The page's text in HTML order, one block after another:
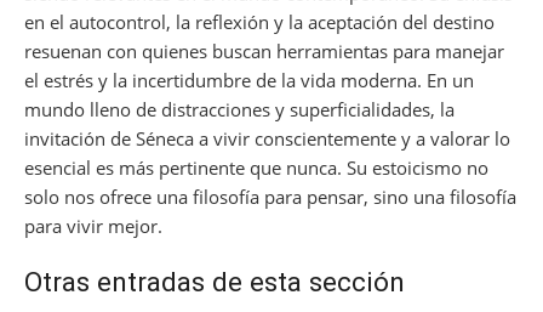
en el autocontrol, la reflexión y la aceptación del destino
resuenan con quienes buscan herramientas para manejar
el estrés y la incertidumbre de la vida moderna. En un
mundo lleno de distracciones y superficialidades, la
invitación de Séneca a vivir conscientemente y a valorar lo
esencial es más pertinente que nunca. Su estoicismo no
solo nos ofrece una filosofía para pensar, sino una filosofía
para vivir mejor.
Otras entradas de esta sección